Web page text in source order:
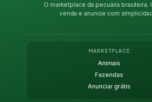
O marketplace da pecuária brasileira.
venda e anuncie com
MARKETPLACE
Animais
Fazendas
Anunciar grátis